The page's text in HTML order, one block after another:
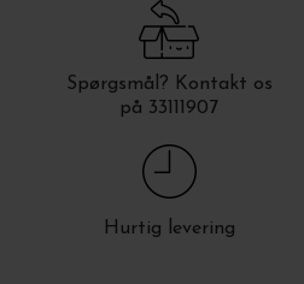
Spørgsmål? Kontakt os
på 33111907
Hurtig levering